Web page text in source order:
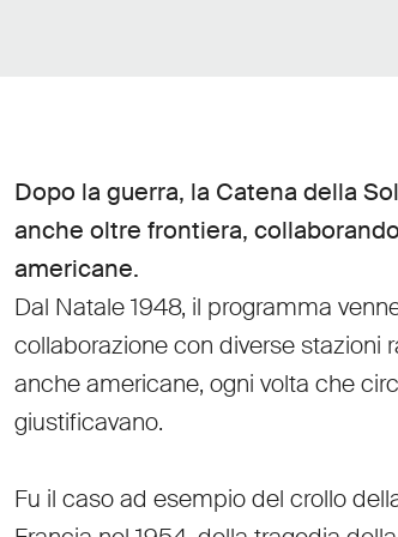
Dopo la guerra, la Catena della
anche oltre frontiera,
americane.
Dal Natale 1948, il programma
collaborazione con diverse stazioni
anche americane, ogni volta che
giustificavano.
Fu il caso ad esempio del crollo